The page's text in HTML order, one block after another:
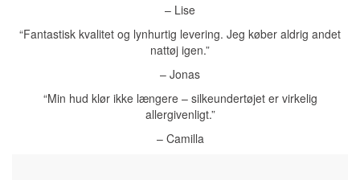
– Lise
“Fantastisk kvalitet og lynhurtig levering. Jeg køber aldrig andet
nattøj igen.”
– Jonas
“Min hud klør ikke længere – silkeundertøjet er virkelig
allergivenligt.”
– Camilla